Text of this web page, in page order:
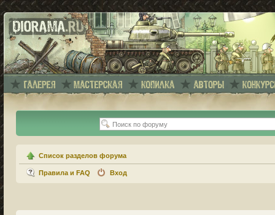
Список разделов форума
Правила и FAQ Вход